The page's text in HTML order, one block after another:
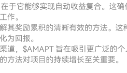
于它能够实现自动收益复合。这
作。
其奖励累积的清晰有效的方法。这
为回报。
道，$AMAPT 旨在吸引更广泛的
方法对项目的持续增长至关重要。